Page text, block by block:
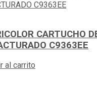
CARTUCHO
C9363EE
al carrito